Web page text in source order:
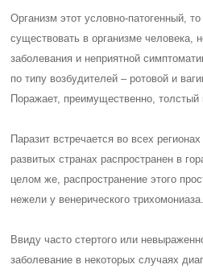
Организм этот условно-патогенный,
существовать в организме человека,
заболевания и неприятной
по типу возбудителей – ротовой и
Поражает, преимущественно, толстый
Паразит встречается во всех
развитых странах распространен в
целом же, распространение этого
нежели у венерического трихомониаза.
Ввиду часто стертого или
заболевание в некоторых случаях